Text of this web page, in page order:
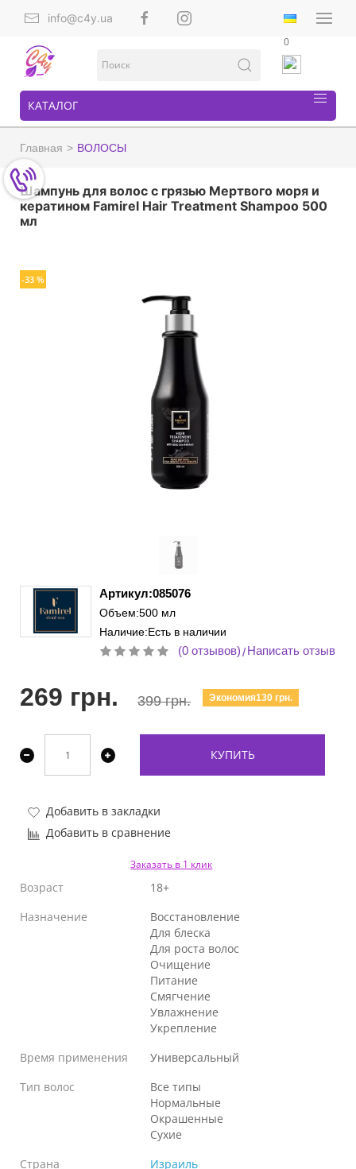
info@c4y.ua
0
КАТАЛОГ
Главная ВОЛОСЫ
Шампунь для волос с грязью Мертвого моря и
кератином Famirel Hair Treatment Shampoo 500
мл
-33 %
Артикул:085076
Объем:500 мл
Наличие:Есть в наличии
(0 отзывов)/Написать отзыв
269 грн. 399 грн. Экономия130 грн.
КУПИТЬ
Добавить в закладки
Добавить в сравнение
Заказать в 1 клик
Возраст
18+
Назначение
Восстановление
Для блеска
Для роста волос
Очищение
Питание
Смягчение
Увлажнение
Укрепление
Время применения
Универсальный
Тип волос
Все типы
Нормальные
Окрашенные
Сухие
Страна
Израиль